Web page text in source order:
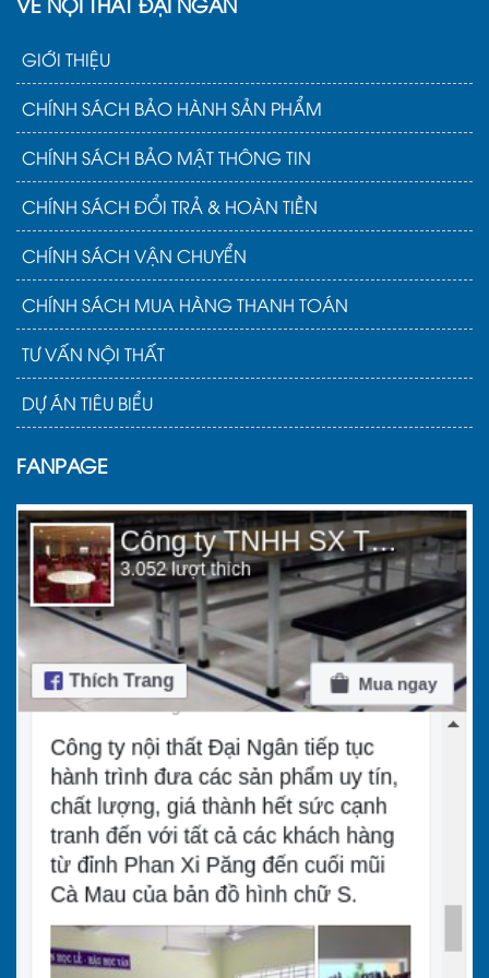
GIỚI THIỆU
CHÍNH SÁCH BẢO HÀNH SẢN PHẨM
CHÍNH SÁCH BẢO MẬT THÔNG TIN
CHÍNH SÁCH ĐỔI TRẢ & HOÀN TIỀN
CHÍNH SÁCH VẬN CHUYỂN
CHÍNH SÁCH MUA HÀNG THANH TOÁN
TƯ VẤN NỘI THẤT
DỰ ÁN TIÊU BIỂU
FANPAGE